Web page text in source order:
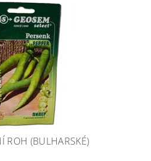
ROH (BULHARSKÉ)